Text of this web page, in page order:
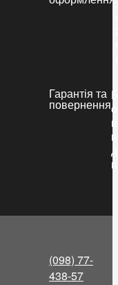
Гарантія та
повернення
(098) 77-
438-57